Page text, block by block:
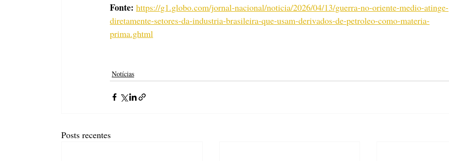
Fonte: https://g1.globo.com/jornal-nacional/noticia/2026/04/13/guerra-no-oriente-medio-atinge-
diretamente-setores-da-industria-brasileira-que-usam-derivados-de-petroleo-como-materia-
prima.ghtml
Notícias
Posts recentes